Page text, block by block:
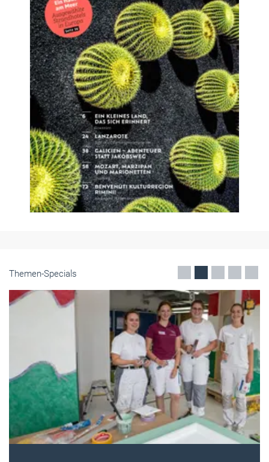
Themen-Specials